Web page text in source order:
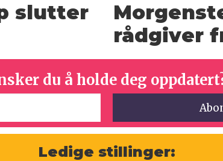
slutter
rådgiver
du å holde deg
Ledige stillinger: